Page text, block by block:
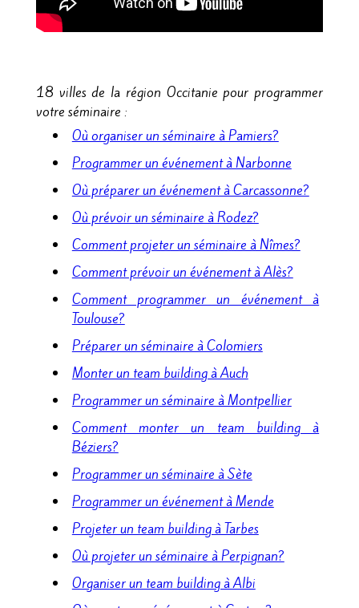
18 villes de la région Occitanie pour programmer
votre séminaire :
Où organiser un séminaire à Pamiers?
Programmer un événement à Narbonne
Où préparer un événement à Carcassonne?
Où prévoir un séminaire à Rodez?
Comment projeter un séminaire à Nîmes?
Comment prévoir un événement à Alès?
Comment programmer un événement à
Toulouse?
Préparer un séminaire à Colomiers
Monter un team building à Auch
Programmer un séminaire à Montpellier
Comment monter un team building à
Béziers?
Programmer un séminaire à Sète
Programmer un événement à Mende
Projeter un team building à Tarbes
Où projeter un séminaire à Perpignan?
Organiser un team building à Albi